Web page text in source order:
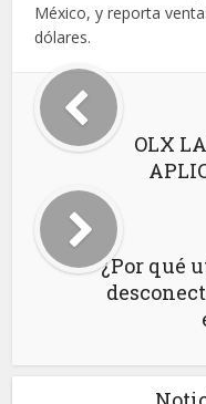
México, y reporta
dólares.
OLX
¿Por qué